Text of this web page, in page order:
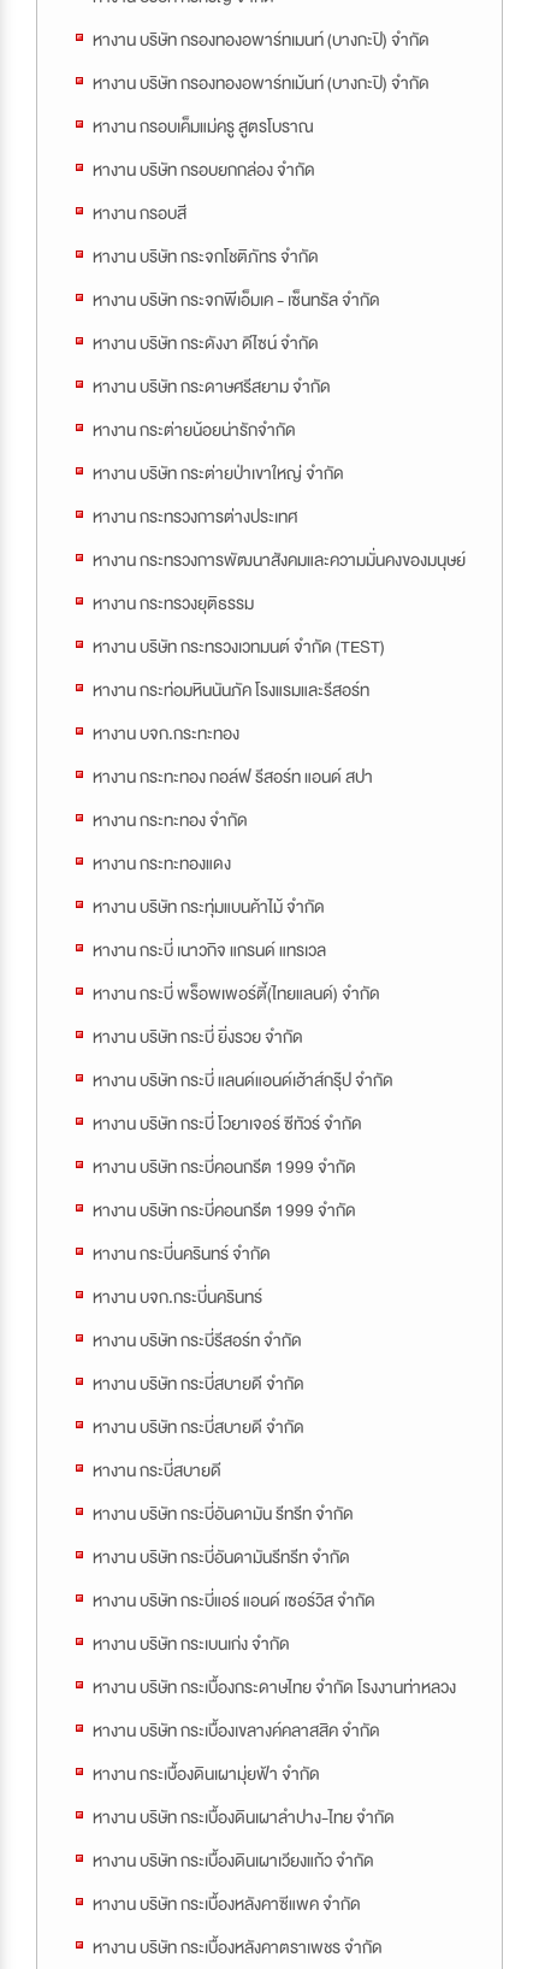
หางาน บริษัท กรองทองอพาร์ทเมนท์ (บางกะปิ) จำกัด
หางาน บริษัท กรองทองอพาร์ทเม้นท์ (บางกะปิ) จำกัด
หางาน กรอบเค็มแม่ครู สูตรโบราณ
หางาน บริษัท กรอบยกกล่อง จำกัด
หางาน กรอบสี
หางาน บริษัท กระจกโชติภัทร จำกัด
หางาน บริษัท กระจกพีเอ็มเค - เซ็นทรัล จำกัด
หางาน บริษัท กระดังงา ดีไซน์ จำกัด
หางาน บริษัท กระดาษศรีสยาม จำกัด
หางาน กระต่ายน้อยน่ารักจำกัด
หางาน บริษัท กระต่ายป่าเขาใหญ่ จำกัด
หางาน กระทรวงการต่างประเทศ
หางาน กระทรวงการพัฒนาสังคมและความมั่นคงของมนุษย์
หางาน กระทรวงยุติธรรม
หางาน บริษัท กระทรวงเวทมนต์ จำกัด (TEST)
หางาน กระท่อมหินนันภัค โรงแรมและรีสอร์ท
หางาน บจก.กระทะทอง
หางาน กระทะทอง กอล์ฟ รีสอร์ท แอนด์ สปา
หางาน กระทะทอง จำกัด
หางาน กระทะทองแดง
หางาน บริษัท กระทุ่มแบนค้าไม้ จำกัด
หางาน กระบี่ เนาวกิจ แกรนด์ แทรเวล
หางาน กระบี่ พร็อพเพอร์ตี้(ไทยแลนด์) จำกัด
หางาน บริษัท กระบี่ ยิ่งรวย จำกัด
หางาน บริษัท กระบี่ แลนด์แอนด์เฮ้าส์กรุ๊ป จำกัด
หางาน บริษัท กระบี่ โวยาเจอร์ ซีทัวร์ จำกัด
หางาน บริษัท กระบี่คอนกรีต 1999 จำกัด
หางาน บริษัท กระบี่คอนกรีต 1999 จำกัด
หางาน กระบี่นครินทร์ จำกัด
หางาน บจก.กระบี่นครินทร์
หางาน บริษัท กระบี่รีสอร์ท จำกัด
หางาน บริษัท กระบี่สบายดี จำกัด
หางาน บริษัท กระบี่สบายดี จำกัด
หางาน กระบี่สบายดี
หางาน บริษัท กระบี่อันดามัน รีทรีท จำกัด
หางาน บริษัท กระบี่อันดามันรีทรีท จำกัด
หางาน บริษัท กระบี่แอร์ แอนด์ เซอร์วิส จำกัด
หางาน บริษัท กระเบนเก่ง จำกัด
หางาน บริษัท กระเบื้องกระดาษไทย จำกัด โรงงานท่าหลวง
หางาน บริษัท กระเบื้องเขลางค์คลาสสิค จำกัด
หางาน กระเบื้องดินเผามุ่ยฟ้า จำกัด
หางาน บริษัท กระเบื้องดินเผาลำปาง-ไทย จำกัด
หางาน บริษัท กระเบื้องดินเผาเวียงแก้ว จำกัด
หางาน บริษัท กระเบื้องหลังคาซีแพค จำกัด
หางาน บริษัท กระเบื้องหลังคาตราเพชร จำกัด